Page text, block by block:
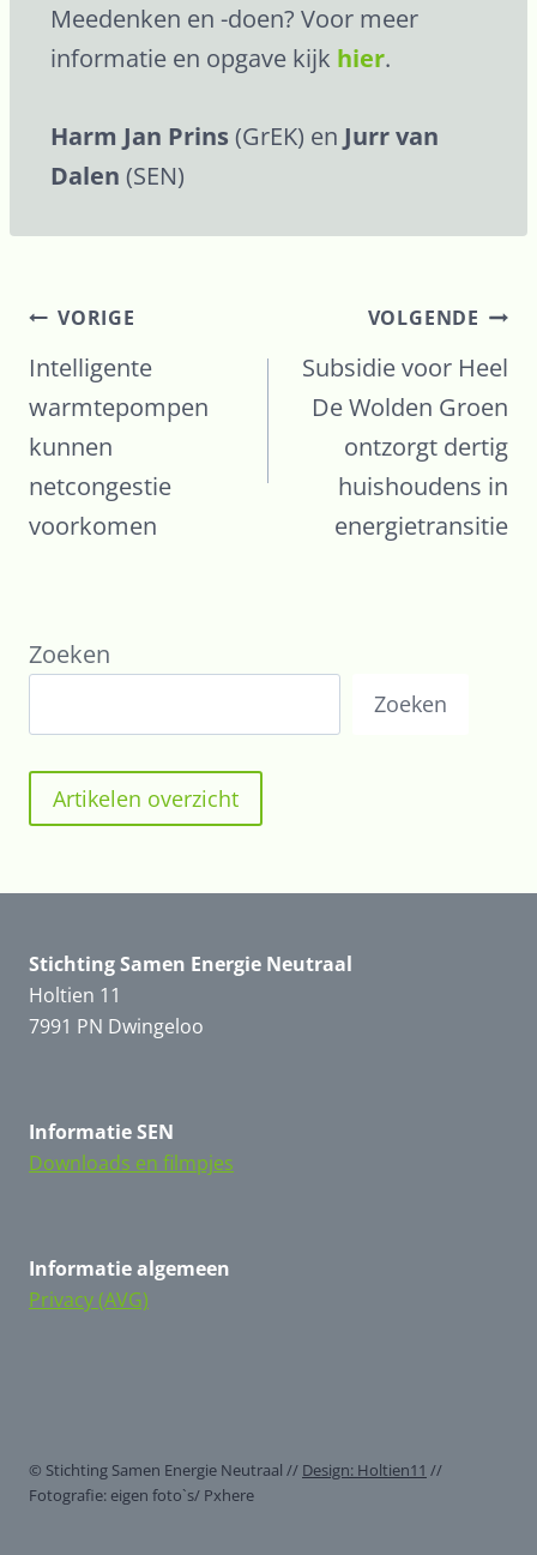
Meedenken en -doen? Voor meer
informatie en opgave kijk hier.
Harm Jan Prins (GrEK) en Jurr van
Dalen (SEN)
VORIGE
Intelligente
warmtepompen
kunnen
netcongestie
voorkomen
VOLGENDE
Subsidie voor Heel
De Wolden Groen
ontzorgt dertig
huishoudens in
energietransitie
Zoeken
Zoeken
Artikelen overzicht
Stichting Samen Energie Neutraal
Holtien 11
7991 PN Dwingeloo
InformatieSEN
Downloads en filmpjes
Informatiealgemeen
Privacy (AVG)
© Stichting Samen Energie Neutraal // Design: Holtien11 //
Fotografie: eigen foto`s/ Pxhere